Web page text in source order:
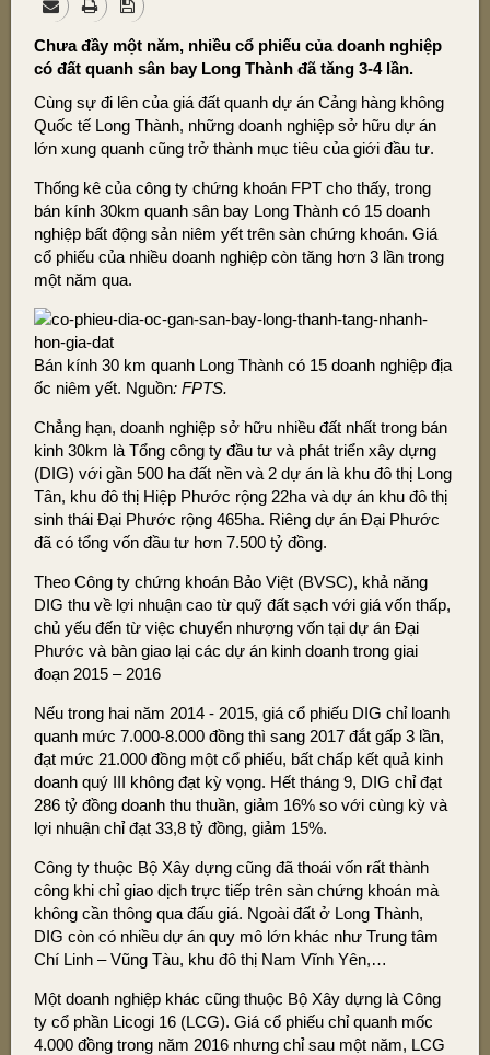
Chưa đầy một năm, nhiều cổ phiếu của doanh nghiệp
có đất quanh sân bay Long Thành đã tăng 3-4 lần.
Cùng sự đi lên của giá đất quanh dự án Cảng hàng không
Quốc tế Long Thành, những doanh nghiệp sở hữu dự án
lớn xung quanh cũng trở thành mục tiêu của giới đầu tư.
Thống kê của công ty chứng khoán FPT cho thấy, trong
bán kính 30km quanh sân bay Long Thành có 15 doanh
nghiệp bất động sản niêm yết trên sàn chứng khoán. Giá
cổ phiếu của nhiều doanh nghiệp còn tăng hơn 3 lần trong
một năm qua.
Bán kính 30 km quanh Long Thành có 15 doanh nghiệp địa
ốc niêm yết. Nguồn: FPTS.
Chẳng hạn, doanh nghiệp sở hữu nhiều đất nhất trong bán
kinh 30km là Tổng công ty đầu tư và phát triển xây dựng
(DIG) với gần 500 ha đất nền và 2 dự án là khu đô thị Long
Tân, khu đô thị Hiệp Phước rộng 22ha và dự án khu đô thị
sinh thái Đại Phước rộng 465ha. Riêng dự án Đại Phước
đã có tổng vốn đầu tư hơn 7.500 tỷ đồng.
Theo Công ty chứng khoán Bảo Việt (BVSC), khả năng
DIG thu về lợi nhuận cao từ quỹ đất sạch với giá vốn thấp,
chủ yếu đến từ việc chuyển nhượng vốn tại dự án Đại
Phước và bàn giao lại các dự án kinh doanh trong giai
đoạn 2015 – 2016
Nếu trong hai năm 2014 - 2015, giá cổ phiếu DIG chỉ loanh
quanh mức 7.000-8.000 đồng thì sang 2017 đắt gấp 3 lần,
đạt mức 21.000 đồng một cổ phiếu, bất chấp kết quả kinh
doanh quý III không đạt kỳ vọng. Hết tháng 9, DIG chỉ đạt
286 tỷ đồng doanh thu thuần, giảm 16% so với cùng kỳ và
lợi nhuận chỉ đạt 33,8 tỷ đồng, giảm 15%.
Công ty thuộc Bộ Xây dựng cũng đã thoái vốn rất thành
công khi chỉ giao dịch trực tiếp trên sàn chứng khoán mà
không cần thông qua đấu giá. Ngoài đất ở Long Thành,
DIG còn có nhiều dự án quy mô lớn khác như Trung tâm
Chí Linh – Vũng Tàu, khu đô thị Nam Vĩnh Yên,…
Một doanh nghiệp khác cũng thuộc Bộ Xây dựng là Công
ty cổ phần Licogi 16 (LCG). Giá cổ phiếu chỉ quanh mốc
4.000 đồng trong năm 2016 nhưng chỉ sau một năm, LCG